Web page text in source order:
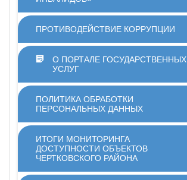
ПРОТИВОДЕЙСТВИЕ КОРРУПЦИИ
О ПОРТАЛЕ ГОСУДАРСТВЕННЫХ
УСЛУГ
ПОЛИТИКА ОБРАБОТКИ
ПЕРСОНАЛЬНЫХ ДАННЫХ
ИТОГИ МОНИТОРИНГА
ДОСТУПНОСТИ ОБЪЕКТОВ
ЧЕРТКОВСКОГО РАЙОНА